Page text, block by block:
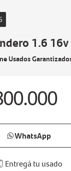
Usados
WhatsApp
Entregá tu usado